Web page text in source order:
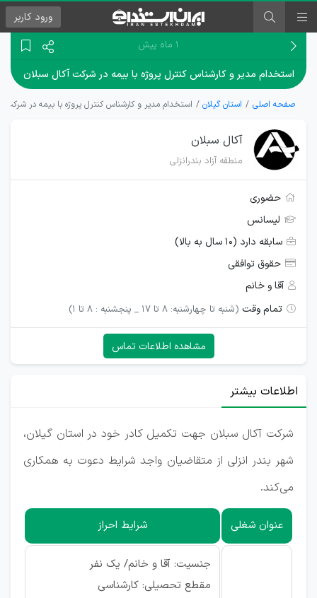
ورود کاربر
۱ ماه پیش
استخدام مدیر و کارشناس کنترل پروژه با بیمه در شرکت آکال سبلان
صفحه اصلی استان گیلان استخدام مدیر و کارشناس کنترل پروژه با بیمه در شرکت
آکال سبلان
منطقه آزاد بندرانزلی
حضوری
لیسانس
سابقه دارد (۱۰ سال به بالا)
حقوق توافقی
آقا و خانم
تمام وقت (شنبه تا چهارشنبه: 8 تا 17 _ پنجشنبه : 8 تا 1)
مشاهده اطلاعات تماس
اطلاعات بیشتر
شرکت آکال سبلان جهت تکمیل کادر خود در استان گیلان،
شهر بندر انزلی از متقاضیان واجد شرایط دعوت به همکاری
می‌کند.
عنوان شغلی شرایط احراز
جنسیت: آقا و خانم/ یک نفر
مقطع تحصیلی: کارشناسی